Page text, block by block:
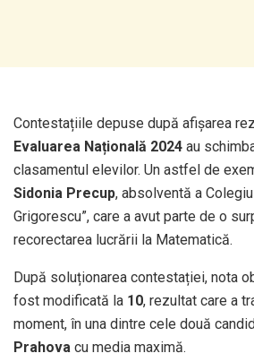
Contestațiile depuse după afișarea
Evaluarea Națională 2024 au
clasamentul elevilor. Un astfel de
Sidonia Precup, absolventă a
Grigorescu”, care a avut parte de o
recorectarea lucrării la Matematică.
După soluționarea contestației, nota
fost modificată la 10, rezultat care a
moment, în una dintre cele două
Prahova cu media maximă.